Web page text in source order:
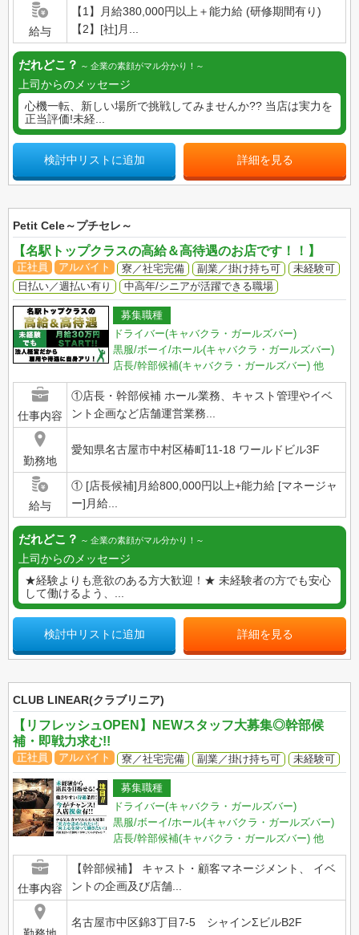
給与
【1】月給380,000円以上＋能力給 (研修期間有り)
【2】[社]月...
だれどこ？ 企業の素顔がマル分かり！
上司からのメッセージ
心機一転、新しい場所で挑戦してみませんか?? 当店は実力を
正当評価!未経...
検討中リストに追加 詳細を見る
Petit Cele～プチセレ～
【名駅トップクラスの高給＆高待遇のお店です！！】
正社員 アルバイト 寮／社宅完備 副業／掛け持ち可
未経験可
日払い／週払い有り
中高年/シニアが活躍できる職場
募集職種
ドライバー(キャバクラ・ガールズバー)
黒服/ボーイ/ホール(キャバクラ・ガールズバー)
店長/幹部候補(キャバクラ・ガールズバー) 他
仕事内容
①店長・幹部候補 ホール業務、キャスト管理やイベ
ント企画など店舗運営業務...
勤務地
愛知県名古屋市中村区椿町11-18 ワールドビル3F
給与
① [店長候補]月給800,000円以上+能力給 [マネージャ
ー]月給...
だれどこ？ 企業の素顔がマル分かり！
上司からのメッセージ
★経験よりも意欲のある方大歓迎！★ 未経験者の方でも安心
して働けるよう、...
検討中リストに追加 詳細を見る
CLUB LINEAR(クラブリニア)
【リフレッシュOPEN】NEWスタッフ大募集◎幹部候
補・即戦力求む!!
正社員 アルバイト 寮／社宅完備 副業／掛け持ち可 未経験可
募集職種
ドライバー(キャバクラ・ガールズバー)
黒服/ボーイ/ホール(キャバクラ・ガールズバー)
店長/幹部候補(キャバクラ・ガールズバー) 他
仕事内容
【幹部候補】 キャスト・顧客マネージメント、 イベ
ントの企画及び店舗...
名古屋市中区錦3丁目7-5 シャインΣビルB2F